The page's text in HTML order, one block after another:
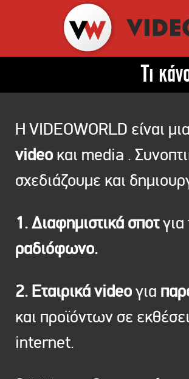
Τι
Η VIDEOWORLD είναι
video και media .
σχεδιάζουμε και
1. Διαφημιστικά σποτγια
ραδιόφωνο.
2. Εταιρικά videoγια
και προϊόντων σε
internet.